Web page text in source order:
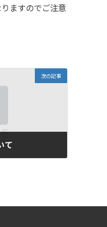
ますのでご注意
次の記事
て